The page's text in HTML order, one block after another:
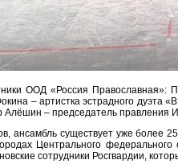
ООД «Россия
– артистка эстрадного дуэта
– председатель правления
ансамбль существует уже более
Центрального
сотрудники Росгвардии,